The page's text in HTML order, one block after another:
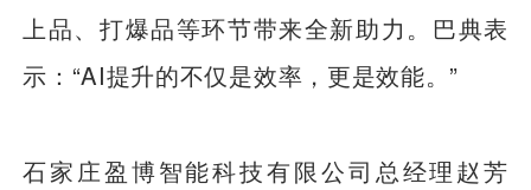
上品、打爆品等环节带来全新助力。巴典表
示：“AI提升的不仅是效率，更是效能。”
石家庄盈博智能科技有限公司总经理赵芳